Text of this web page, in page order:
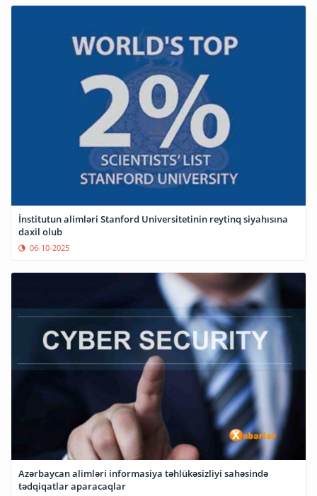
İnstitutun alimləri Stanford Universitetinin reytinq siyahısına
daxil olub
06-10-2025
Azərbaycan alimləri informasiya təhlükəsizliyi sahəsində
tədqiqatlar aparacaqlar